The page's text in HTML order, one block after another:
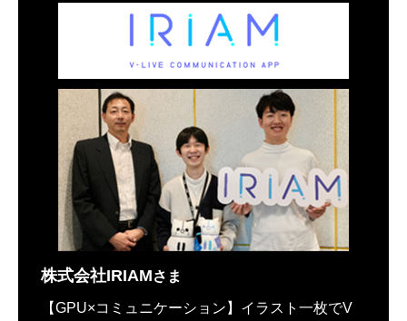
株式会社IRIAMさま
【GPU×コミュニケーション】イラスト一枚でV